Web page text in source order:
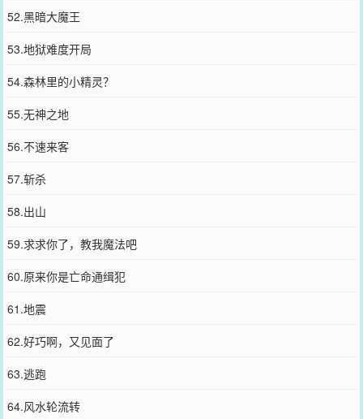
52.黑暗大魔王
53.地狱难度开局
54.森林里的小精灵？
55.无神之地
56.不速来客
57.斩杀
58.出山
59.求求你了，教我魔法吧
60.原来你是亡命通缉犯
61.地震
62.好巧啊，又见面了
63.逃跑
64.风水轮流转